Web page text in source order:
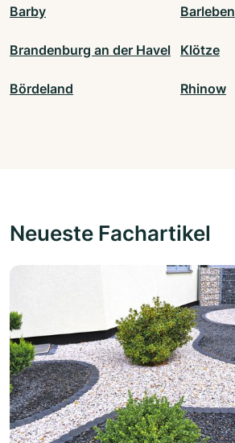
Barby Barleben
Brandenburg an der Havel Klötze
Bördeland Rhinow
Neueste Fachartikel